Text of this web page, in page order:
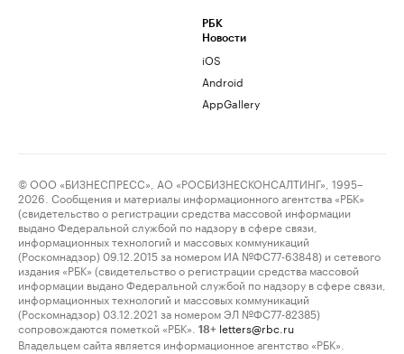
РБК
Новости
iOS
Android
AppGallery
© ООО «БИЗНЕСПРЕСС», АО «РОСБИЗНЕСКОНСАЛТИНГ», 1995–
2026. Сообщения и материалы информационного агентства «РБК»
(свидетельство о регистрации средства массовой информации
выдано Федеральной службой по надзору в сфере связи,
информационных технологий и массовых коммуникаций
(Роскомнадзор) 09.12.2015 за номером ИА №ФС77-63848) и сетевого
издания «РБК» (свидетельство о регистрации средства массовой
информации выдано Федеральной службой по надзору в сфере связи,
информационных технологий и массовых коммуникаций
(Роскомнадзор) 03.12.2021 за номером ЭЛ №ФС77-82385)
сопровождаются пометкой «РБК».
18+ letters@rbc.ru
Владельцем сайта является информационное агентство «РБК».